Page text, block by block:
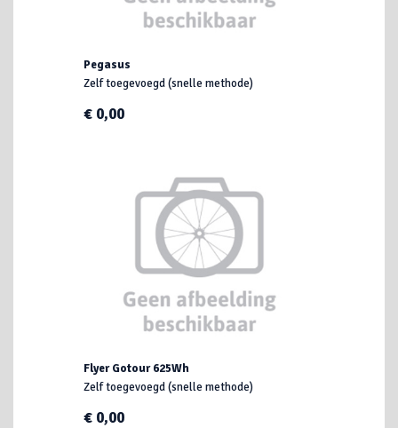
Pegasus
Zelf toegevoegd (snelle methode)
€ 0,00
Flyer Gotour 625Wh
Zelf toegevoegd (snelle methode)
€ 0,00